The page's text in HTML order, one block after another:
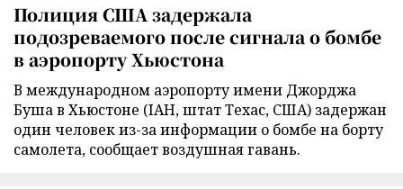
Полиция США задержала
подозреваемого после сигнала о бомбе
в аэропорту Хьюстона
В международном аэропорту имени Джорджа
Буша в Хьюстоне (IAH, штат Техас, США) задержан
один человек из-за информации о бомбе на борту
самолета, сообщает воздушная гавань.